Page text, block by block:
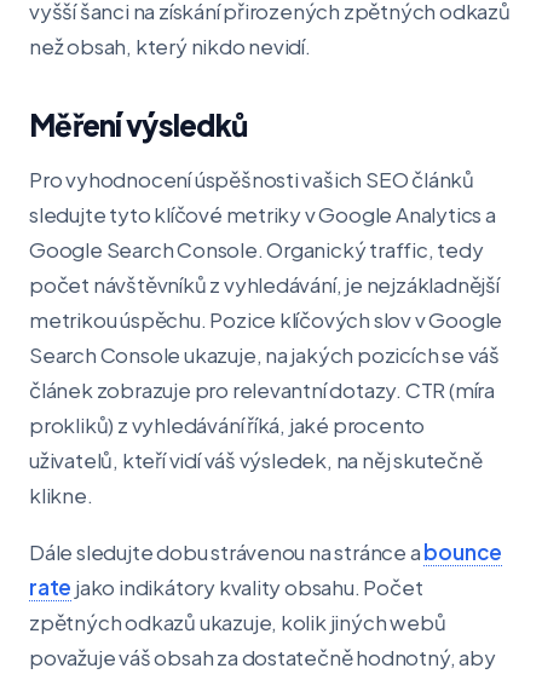
vyšší šanci na získání přirozených zpětných odkazů
než obsah, který nikdo nevidí.
Měření výsledků
Pro vyhodnocení úspěšnosti vašich SEO článků
sledujte tyto klíčové metriky v Google Analytics a
Google Search Console. Organický traffic, tedy
počet návštěvníků z vyhledávání, je nejzákladnější
metrikou úspěchu. Pozice klíčových slov v Google
Search Console ukazuje, na jakých pozicích se váš
článek zobrazuje pro relevantní dotazy. CTR (míra
prokliků) z vyhledávání říká, jaké procento
uživatelů, kteří vidí váš výsledek, na něj skutečně
klikne.
Dále sledujte dobu strávenou na stránce abounce
rate jako indikátory kvality obsahu. Počet
zpětných odkazů ukazuje, kolik jiných webů
považuje váš obsah za dostatečně hodnotný, aby